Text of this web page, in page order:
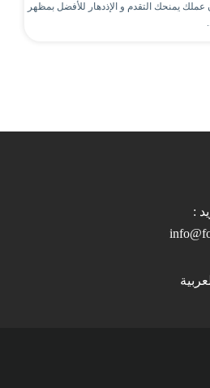
يمنحك التقدم و الإذدهار للأفضل بمظهر
: